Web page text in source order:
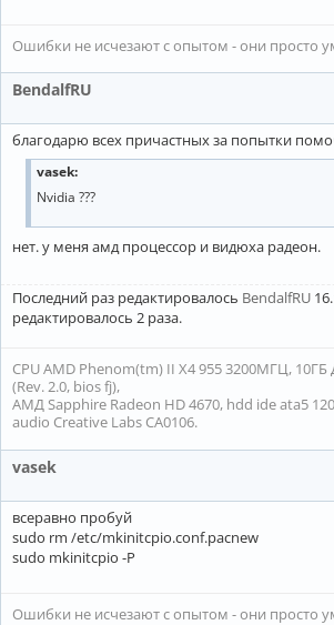
Ошибки не исчезают с опытом - они просто
BendalfRU
благодарю всех причастных за попытки
vasek:
Nvidia ???
нет. у меня амд процессор и видюха радеон.
Последний раз редактировалось BendalfRU
редактировалось 2 раза.
CPU AMD Phenom(tm) II X4 955 3200МГЦ, 10ГБ
(Rev. 2.0, bios fj),
АМД Sapphire Radeon HD 4670, hdd ide ata5
audio Creative Labs CA0106.
vasek
всеравно пробуй
sudo rm /etc/mkinitcpio.conf.pacnew
sudo mkinitcpio -P
Ошибки не исчезают с опытом - они просто